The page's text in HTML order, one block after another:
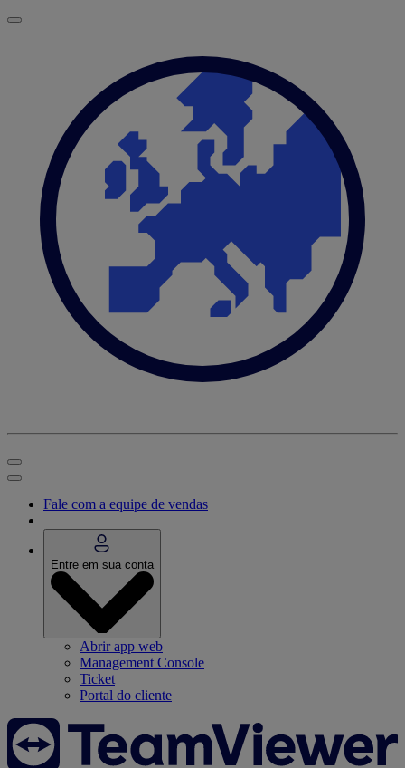
Fale com a equipe de vendas
Entre em sua conta
Abrir app web
Management Console
Ticket
Portal do cliente